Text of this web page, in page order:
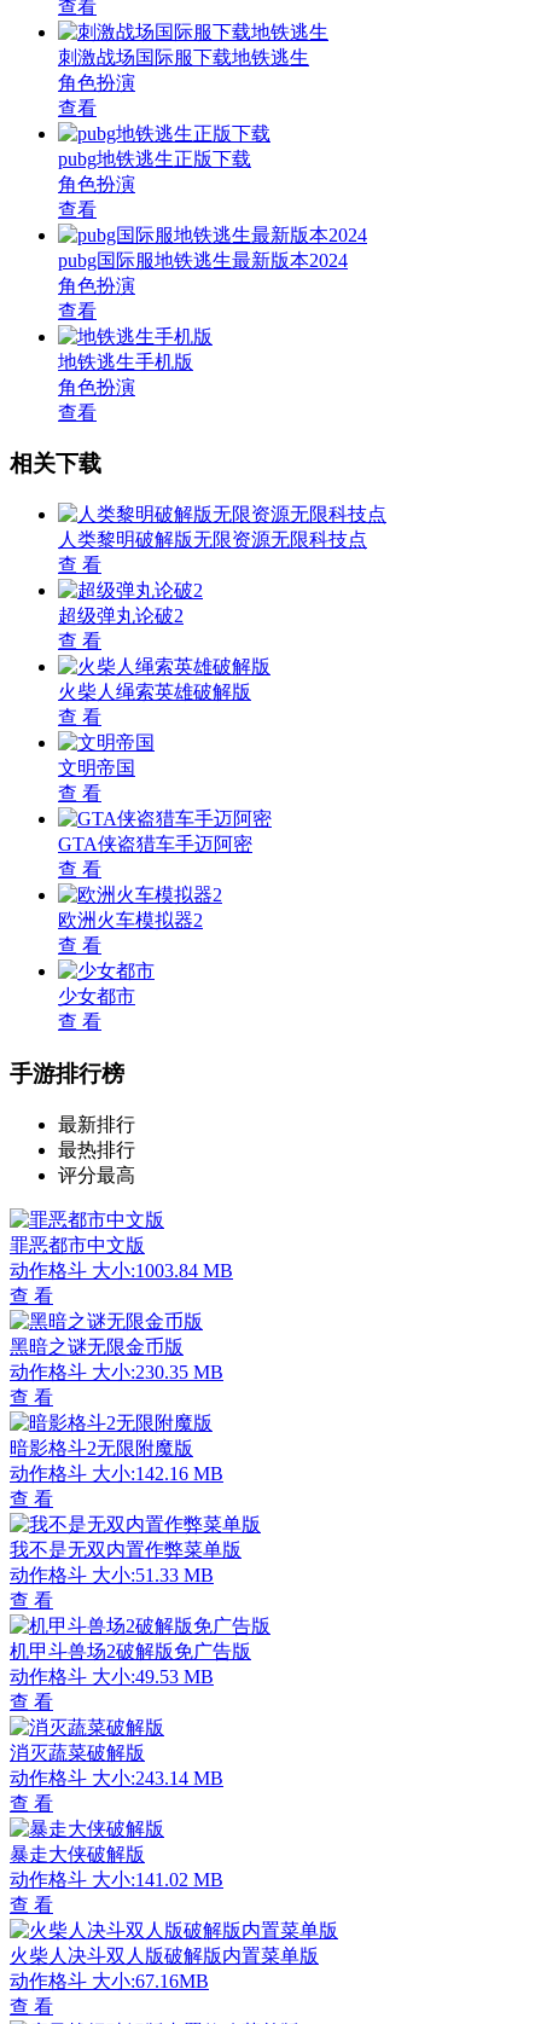
查看
刺激战场国际服下载地铁逃生
角色扮演
查看
pubg地铁逃生正版下载
角色扮演
查看
pubg国际服地铁逃生最新版本2024
角色扮演
查看
地铁逃生手机版
角色扮演
查看
相关下载
人类黎明破解版无限资源无限科技点
查 看
超级弹丸论破2
查 看
火柴人绳索英雄破解版
查 看
文明帝国
查 看
GTA侠盗猎车手迈阿密
查 看
欧洲火车模拟器2
查 看
少女都市
查 看
手游排行榜
最新排行
最热排行
评分最高
罪恶都市中文版
动作格斗 大小:1003.84 MB
查 看
黑暗之谜无限金币版
动作格斗 大小:230.35 MB
查 看
暗影格斗2无限附魔版
动作格斗 大小:142.16 MB
查 看
我不是无双内置作弊菜单版
动作格斗 大小:51.33 MB
查 看
机甲斗兽场2破解版免广告版
动作格斗 大小:49.53 MB
查 看
消灭蔬菜破解版
动作格斗 大小:243.14 MB
查 看
暴走大侠破解版
动作格斗 大小:141.02 MB
查 看
火柴人决斗双人版破解版内置菜单版
动作格斗 大小:67.16MB
查 看